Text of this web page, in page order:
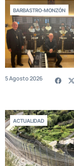
BARBASTRO-MONZÓN
5 Agosto 2026
ACTUALIDAD